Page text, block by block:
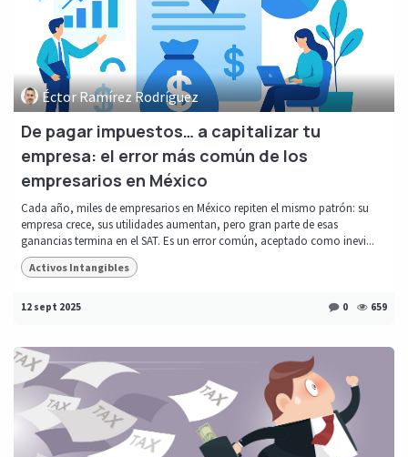
Éctor Ramírez Rodríguez
De pagar impuestos… a capitalizar tu
empresa: el error más común de los
empresarios en México
Cada año, miles de empresarios en México repiten el mismo patrón: su
empresa crece, sus utilidades aumentan, pero gran parte de esas
ganancias termina en el SAT. Es un error común, aceptado como inevi...
Activos Intangibles
12 sept 2025 0 659